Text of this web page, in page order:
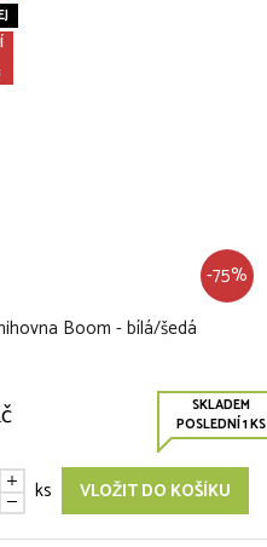
-75%
Boom - bílá/šedá
SKLADEM
POSLEDNÍ 1 KS
ks VLOŽIT DO KOŠÍKU